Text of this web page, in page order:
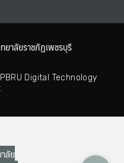
ยาลัยราชภัฏเพชรบุรี
Digital Technology
ลัย